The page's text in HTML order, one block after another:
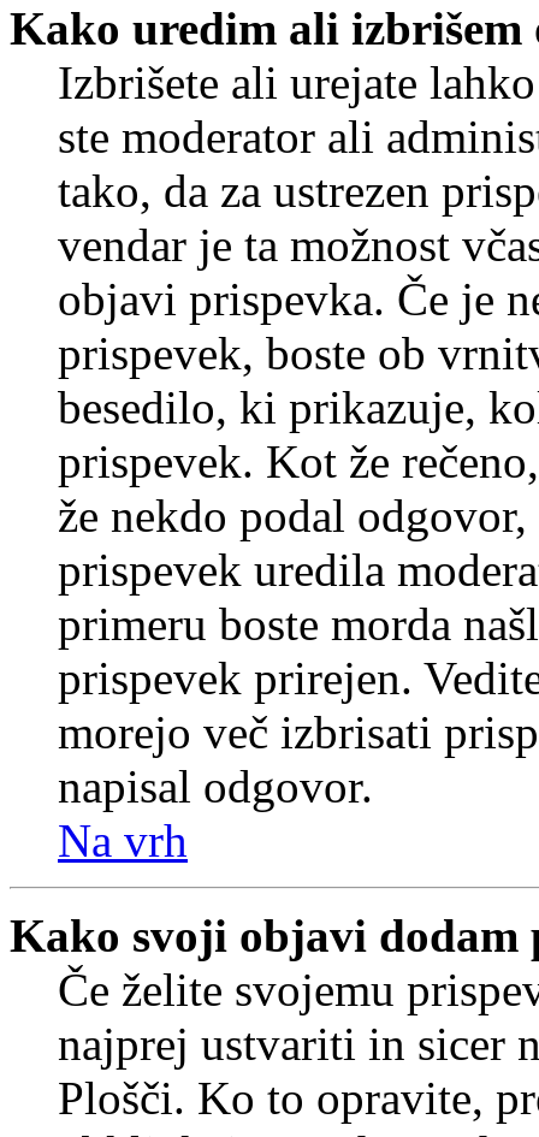
Kako uredim ali izbrišem
Izbrišete ali urejate
ste moderator ali
tako, da za ustrezen
vendar je ta možnost
objavi prispevka. Če je
prispevek, boste ob
besedilo, ki prikazuje,
prispevek. Kot že
že nekdo podal
prispevek uredila
primeru boste morda
prispevek prirejen.
morejo več izbrisati
napisal odgovor.
Na vrh
Kako svoji objavi dodam
Če želite svojemu
najprej ustvariti in sicer
Plošči. Ko to opravite,